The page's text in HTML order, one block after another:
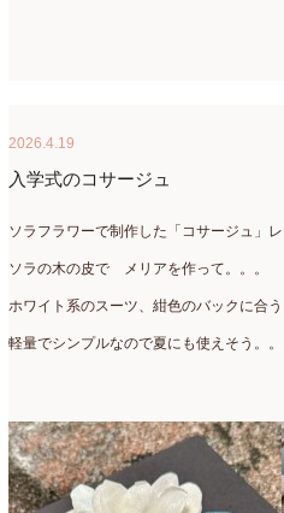
2026.4.19
入学式のコサージュ
ソラフラワーで制作した「コサージュ」
ソラの木の皮で メリアを作って。。。
ホワイト系のスーツ、紺色のバックに合
軽量でシンプルなので夏にも使えそう。。